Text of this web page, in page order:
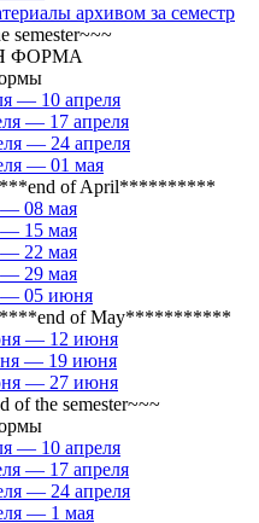
архивом за семестр
semester~~~
ФОРМА
— 10 апреля
— 17 апреля
— 24 апреля
— 01 мая
of April**********
— 08 мая
— 15 мая
— 22 мая
— 29 мая
— 05 июня
of May***********
— 12 июня
— 19 июня
— 27 июня
of the semester~~~
— 10 апреля
— 17 апреля
— 24 апреля
— 1 мая